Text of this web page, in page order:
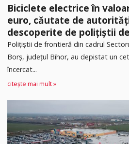
Biciclete electrice în
euro, căutate de
descoperite de polițiștii
Poliţiştii de frontieră din cadrul
Borș, județul Bihor, au depistat un
încercat...
citește mai mult »